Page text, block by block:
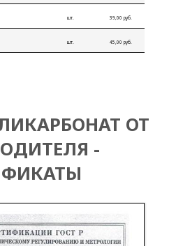
шт. 39,00 руб.
шт. 45,00 руб.
ОТ
-